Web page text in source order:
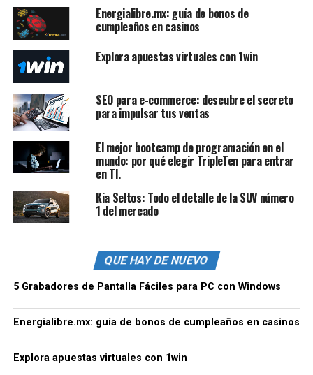
Energialibre.mx: guía de bonos de
cumpleaños en casinos
Explora apuestas virtuales con 1win
SEO para e-commerce: descubre el secreto
para impulsar tus ventas
El mejor bootcamp de programación en el
mundo: por qué elegir TripleTen para entrar
en TI.
Kia Seltos: Todo el detalle de la SUV número
1 del mercado
QUE HAY DE NUEVO
5 Grabadores de Pantalla Fáciles para PC con Windows
Energialibre.mx: guía de bonos de cumpleaños en casinos
Explora apuestas virtuales con 1win